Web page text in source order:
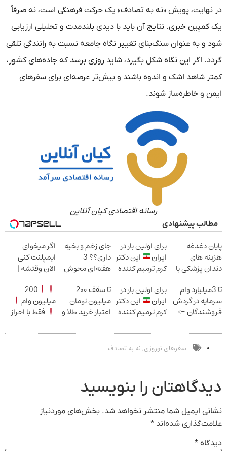
در نهایت، پویش «نه به تصادف» یک حرکت فرهنگی است، نه صرفاً
یک کمپین خبری. نتایج آن باید با دیدی بلندمدت و تحلیلی ارزیابی
شود و به عنوان سنگ‌بنای تغییر نگاه جامعه نسبت به رانندگی تلقی
گردد. اگر این نگاه شکل بگیرد، شاید روزی برسد که جاده‌های کشور،
کمتر شاهد اشک و اندوه باشند و بیش‌تر عرصه‌ای برای سفرهای
ایمن و خاطره‌ساز شوند.
رسانه اقتصادی کیان آنلاین
مطالب پیشنهادی
پایان دغدغه
هزینه های
دندان پزشکی با
خانگی
برای اولین بار در
ایران
این دکتر
کرم ترمیم کننده
جای زخم و بخیه
داری؟؟ 3
هفته‌ای محوش
اگر میخوای
ایمپلنت کنی
الان وقتشه |
میلیون تومان!!!
تا 3میلیارد وام
سرمایه در گردش
فروشندگان =>
ثبت کن
برای اولین بار در
ایران
این دکتر
کرم ترمیم کننده
تا سقف 2۰۰
میلیون تومان
اعتبار خرید طلا و
200
میلیون وام
فقط با احراز
سفرهای نوروزی, نه به تصادف
دیدگاهتان را بنویسید
نشانی ایمیل شما منتشر نخواهد شد. بخش‌های موردنیاز
علامت‌گذاری شده‌اند *
دیدگاه *